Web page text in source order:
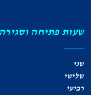
שעות פתיחה וסגירה
שני
שלישי
רביעי